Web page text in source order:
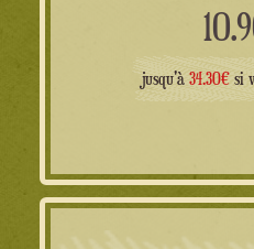
jusqu'à 34.30€si